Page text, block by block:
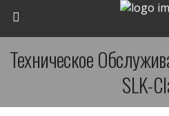
Техническое
SLK-